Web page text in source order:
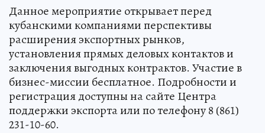
Данное мероприятие открывает перед
кубанскими компаниями перспективы
расширения экспортных рынков,
установления прямых деловых контактов и
заключения выгодных контрактов. Участие в
бизнес-миссии бесплатное. Подробности и
регистрация доступны на сайте Центра
поддержки экспорта или по телефону 8 (861)
231-10-60.